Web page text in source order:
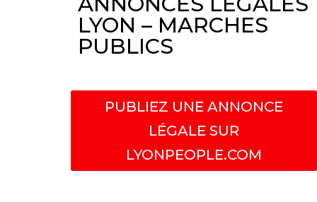
LYON – MARCHES
PUBLICS
PUBLIEZ UNE ANNONCE
LÉGALE SUR
LYONPEOPLE.COM